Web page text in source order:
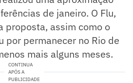
de janeiro. O Flu,
proposta, assim como o
por permanecer no Rio de
mais alguns meses.
CONTINUA
APÓS A
PUBLICIDADE